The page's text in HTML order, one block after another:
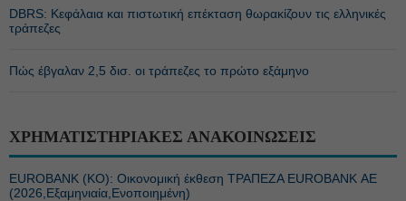
DBRS: Κεφάλαια και πιστωτική επέκταση θωρακίζουν τις ελληνικές
τράπεζες
Πώς έβγαλαν 2,5 δισ. οι τράπεζες το πρώτο εξάμηνο
ΧΡΗΜΑΤΙΣΤΗΡΙΑΚΕΣ ΑΝΑΚΟΙΝΩΣΕΙΣ
EUROBANK (ΚΟ): Οικονομική έκθεση ΤΡΑΠΕΖΑ EUROBANK ΑΕ
(2026,Εξαμηνιαία,Ενοποιημένη)